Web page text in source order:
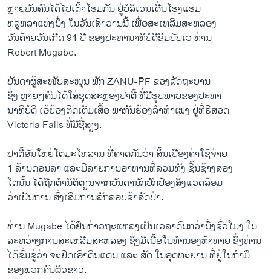
ລາຍການກະຈາຍສຽງ
ລາຍງານ
ຕິດຕາມພວກເຮົາ ທີ່
ພາສາຕ່າງໆ
ຫຼາຍພັນ​ຄົນ​ໄດ້​ໄປເຕົ້າ​ໂຮມ​ກັນ ຢູ່​ບໍລິ​ເວນ​ເດີ່ນໂຮງ​ແຮມ
​ຫລູຫລາ​ແຫ່ງ​ນຶ່ງ ​ໃນ​ວັນ​ເສົາ​ວານ​ນີ້ ​ເພື່ອ​ສະ​ເຫລີ​ມສະຫລອງ
ວັນ​ຄ້າຍວັນເກີດ 91 ປີ​ ຂອງ​ປະທານາທິບໍດີຊິ​ມບັບ​ເວ ທ່ານ
Robert Mugabe.
ບັນດາ​ຜູ້​ສະໜັບສະໜຸນ ​ພັກ ZANU-PF ຂອງ​ລັດຖະບານ
ຊຶ່ງ ຫຼາຍໆ​ຄົນ​ໄດ້​ໃສ່​ຊຸດສະຫຼອງປາ​ຕີ້ ທີ່​ມີ​ຮູບ​ພາບ​ຂອງ​ປະທາ
ນ​າທິບໍດີ ​ເອ້ຍ້ອງຕິດ​ເຕັມເສື້ອ ພາກັນ​ຮ້ອງ​ລຳ​ທຳ​ເພງ ​ຢູ່​ທີ່​ຣີ​ສອດ
Victoria Falls ທີ່​ມີ​ຊື່​ສຽງ.
ປາ​ຕີ້ອັນ​ໃຫຍ່​ໂຕ​ມະ​ໂຫລານ ທີ່ຄາດ​ກັນ​ວ່າ​ ສິ້ນ​ເປືອງຄ່າ​ໃຊ້​ຈ່າຍ
1 ລ້ານ​ດອນ​ລາ ແລະ​ມີ​ລາຍ​ການ​ອາຫານ​ທີ່​ລວມທັງ ຊີ້ນ​ຊ້າງ​ສອງ​
ໂຕນັ້ນ ​ໄດ້​ຖືກ​ຕຳ​ນິຕິ​ຕຽນ​ຈາກ​ບັນດາ​ນັກປົກ​ປ້ອງ​ສິ່ງແວດລ້ອມ
ວ່າ​ເປັນການ ​ສົ່ງ​ເສີມ​ການ​ລັກລອບ​ຂ້າ​ສັດປ່າ.
ທ່ານ Mugabe ​ໄດ້​ຢືນກ່າວຖະ​ແຫລ​ງ​ເປັນ​ເວລາດົນກວ່າ​ນຶ່ງຊົ່ວ​ໂມງ ​ໃນ​
ລະຫວ່າງ​ການ​ສະ​ເຫລີ​ມສະຫລອງ ຊຶ່ງ​ມີ​ເນື້ອໃນ​ທຳນອງທ້າ​ທາຍ ຊຶ່ງ​ທ່ານ​
ໄດ້​ຂົ່ມຂູ່​ວ່າ​ ຈະ​ຢຶດ​ເອົາ​ດິນ​ແດນ ​ແລະ ສັດ ໃນ​ອຸດທະຍານ ທີ່​ຢູ່ໃນ​ກຳມື
ຂອງພວກ​ຄົນ​ຜິວ​ຂາວ.